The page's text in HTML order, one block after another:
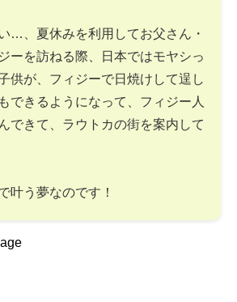
…、夏休みを利用してお父さん・
ーを訪ねる際、日本ではモヤシっ
供が、フィジーで日焼けして逞し
できるようになって、フィジー人
できて、ラウトカの街を案内して
叶う夢なのです！